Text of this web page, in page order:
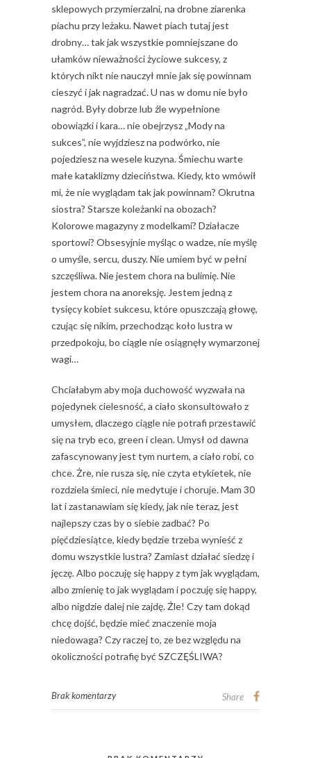
sklepowych przymierzalni, na drobne ziarenka
piachu przy leżaku. Nawet piach tutaj jest
drobny… tak jak wszystkie pomniejszane do
ułamków nieważności życiowe sukcesy, z
których nikt nie nauczył mnie jak się powinnam
cieszyć i jak nagradzać. U nas w domu nie było
nagród. Były dobrze lub źle wypełnione
obowiązki i kara… nie obejrzysz „Mody na
sukces”, nie wyjdziesz na podwórko, nie
pojedziesz na wesele kuzyna. Śmiechu warte
małe kataklizmy dzieciństwa. Kiedy, kto wmówił
mi, że nie wyglądam tak jak powinnam? Okrutna
siostra? Starsze koleżanki na obozach?
Kolorowe magazyny z modelkami? Działacze
sportowi? Obsesyjnie myśląc o wadze, nie myślę
o umyśle, sercu, duszy. Nie umiem być w pełni
szczęśliwa. Nie jestem chora na bulimię. Nie
jestem chora na anoreksję. Jestem jedną z
tysięcy kobiet sukcesu, które opuszczają głowę,
czując się nikim, przechodząc koło lustra w
przedpokoju, bo ciągle nie osiągnęły wymarzonej
wagi…
Chciałabym aby moja duchowość wyzwała na
pojedynek cielesność, a ciało skonsultowało z
umysłem, dlaczego ciągle nie potrafi przestawić
się na tryb eco, green i clean. Umysł od dawna
zafascynowany jest tym nurtem, a ciało robi, co
chce. Żre, nie rusza się, nie czyta etykietek, nie
rozdziela śmieci, nie medytuje i choruje. Mam 30
lat i zastanawiam się kiedy, jak nie teraz, jest
najlepszy czas by o siebie zadbać? Po
pięćdziesiątce, kiedy będzie trzeba wynieść z
domu wszystkie lustra? Zamiast działać siedzę i
jęczę. Albo poczuję się happy z tym jak wyglądam,
albo zmienię to jak wyglądam i poczuję się happy,
albo nigdzie dalej nie zajdę. Źle! Czy tam dokąd
chcę dojść, będzie mieć znaczenie moja
niedowaga? Czy raczej to, ze bez względu na
okoliczności potrafię być SZCZĘŚLIWA?
Brak komentarzy Share